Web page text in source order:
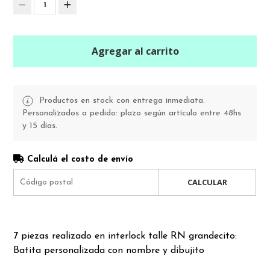
1
Agregar al carrito
Productos en stock con entrega inmediata.
Personalizados a pedido: plazo según artículo entre 48hs
y 15 días.
Calculá el costo de envío
CALCULAR
7 piezas realizado en interlock talle RN grandecito:
Batita personalizada con nombre y dibujito